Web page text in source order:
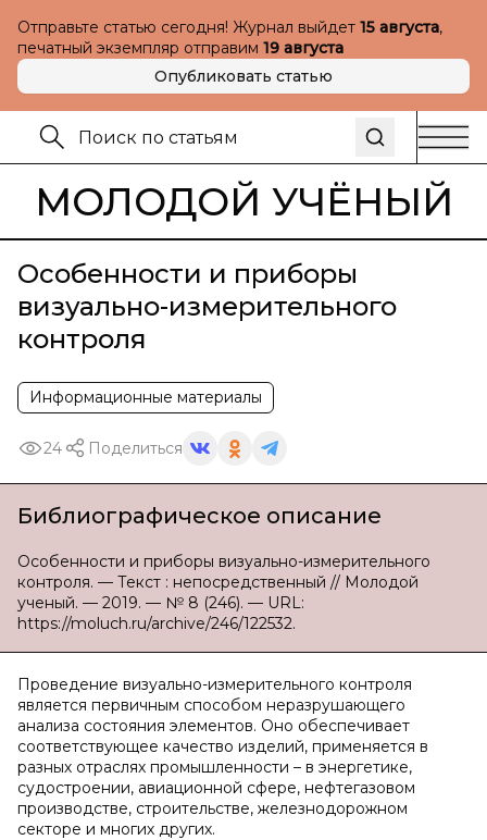
Отправьте статью сегодня! Журнал выйдет 15 августа,
печатный экземпляр отправим 19 августа
Опубликовать статью
МОЛОДОЙ УЧЁНЫЙ
Особенности и приборы
визуально-измерительного
контроля
Информационные материалы
24 Поделиться
Библиографическое описание
Особенности и приборы визуально-измерительного
контроля. — Текст : непосредственный // Молодой
ученый. — 2019. — № 8 (246). — URL:
https://moluch.ru/archive/246/122532.
Проведение визуально-измерительного контроля
является первичным способом неразрушающего
анализа состояния элементов. Оно обеспечивает
соответствующее качество изделий, применяется в
разных отраслях промышленности – в энергетике,
судостроении, авиационной сфере, нефтегазовом
производстве, строительстве, железнодорожном
секторе и многих других.